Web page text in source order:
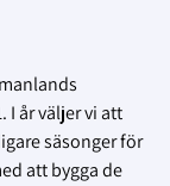
I år väljer vi att
säsonger för
att bygga de